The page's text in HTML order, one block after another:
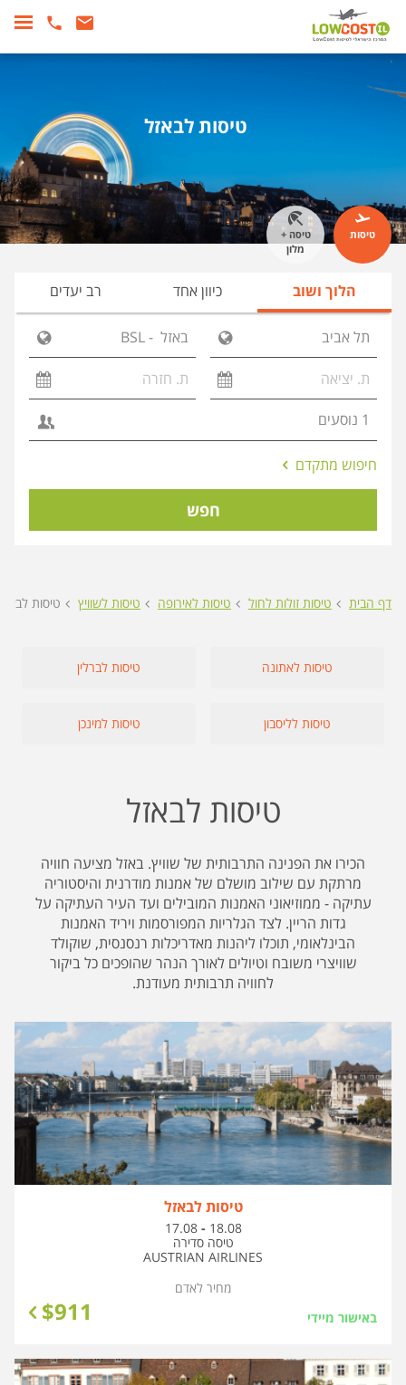
טיסות
טיסה +
מלון
טיסות לבאזל
הלוך ושוב כיוון אחד רב יעדים
חפש
חיפוש מתקדם אפשרויות
דף הבית טיסות זולות לחול טיסות לאירופה טיסות לשוויץ טיסות
טיסות לאתונה טיסות לברלין
טיסות לליסבון טיסות למינכן
טיסות לבאזל
הכירו את הפנינה התרבותית של שוויץ. באזל מציעה חוויה
מרתקת עם שילוב מושלם של אמנות מודרנית והיסטוריה
עתיקה - ממוזיאוני האמנות המובילים ועד העיר העתיקה על
גדות הריין. לצד הגלריות המפורסמות ויריד האמנות
הבינלאומי, תוכלו ליהנות מאדריכלות רנסנסית, שוקולד
שוויצרי משובח וטיולים לאורך הנהר שהופכים כל ביקור
לחוויה תרבותית מעודנת.
טיסות לבאזל
בין
התאריכים,
17.08 - 18.08
טיסה סדירה
AUSTRIAN AIRLINES
באישור מיידי $911
מחיר לאדם